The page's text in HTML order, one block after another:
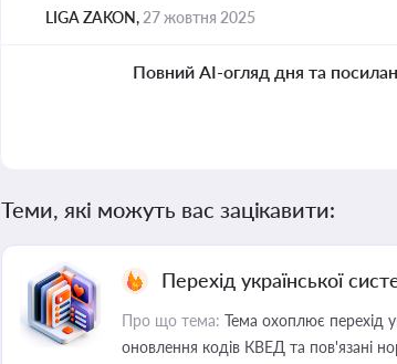
LIGA ZAKON, 27 жовтня 2025
Повний AI-огляд дня та
Теми, які можуть вас зацікавити:
Перехід української
Про що тема: Тема охоплює перехід
оновлення кодів КВЕД та пов'язані